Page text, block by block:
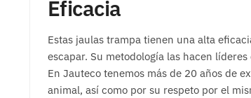
Eficacia
Estas jaulas trampa tienen una alta
escapar. Su metodología las hacen
En Jauteco tenemos más de 20 años de
animal, así como por su respeto por el